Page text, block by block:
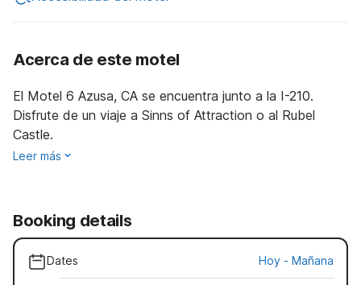
Acerca de este motel
El Motel 6 Azusa, CA se encuentra junto a la I-210.
Disfrute de un viaje a Sinns of Attraction o al Rubel
Castle.
Leer más
Booking details
Dates Hoy - Mañana